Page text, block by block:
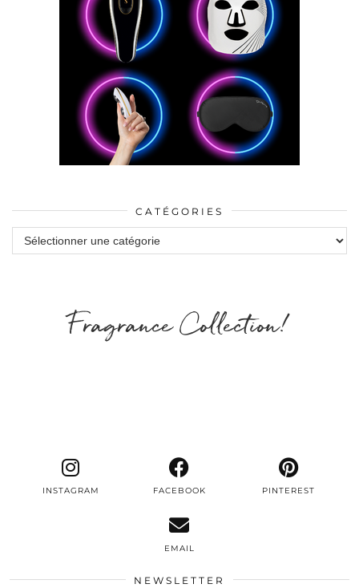
CATÉGORIES
Catégories
Fragrance Collection!
INSTAGRAM FACEBOOK PINTEREST
EMAIL
NEWSLETTER